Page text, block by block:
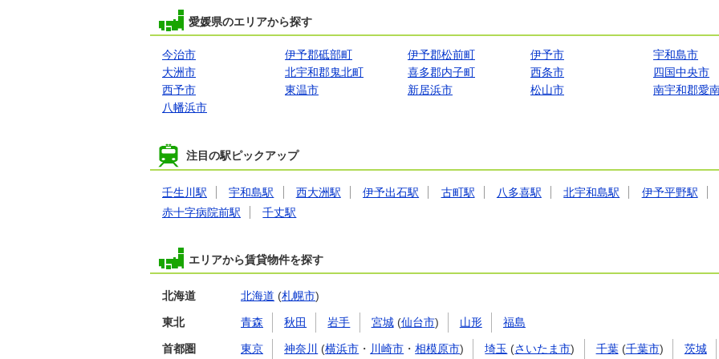
愛媛県のエリアから探す
今治市 伊予郡砥部町 伊予郡松前町 伊予市
宇和島市
大洲市
北宇和郡鬼北町 喜多郡内子町 西条市
四国中央市
西予市
東温市 新居浜市 松山市
南宇和郡愛
八幡浜市
注目の駅ピックアップ
壬生川駅 宇和島駅 西大洲駅 伊予出石駅 古町駅 八多喜駅 北宇和島駅
伊予平野駅
赤十字病院前駅
千丈駅
エリアから賃貸物件を探す
北海道 北海道 (札幌市)
東北 青森 秋田 岩手 宮城(仙台市) 山形 福島
首都圏 東京 神奈川 (横浜市 ・ 川崎市 ・相模原市) 埼玉 (さいたま市) 千葉(千葉市) 茨城